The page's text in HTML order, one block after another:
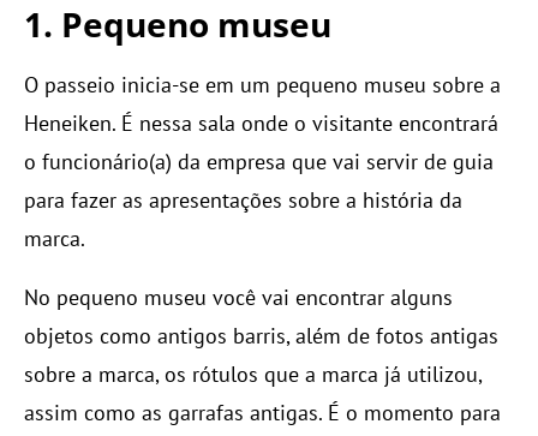
1. Pequeno museu
O passeio inicia-se em um pequeno museu sobre a
Heneiken. É nessa sala onde o visitante encontrará
o funcionário(a) da empresa que vai servir de guia
para fazer as apresentações sobre a história da
marca.
No pequeno museu você vai encontrar alguns
objetos como antigos barris, além de fotos antigas
sobre a marca, os rótulos que a marca já utilizou,
assim como as garrafas antigas. É o momento para